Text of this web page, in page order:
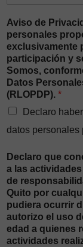
Aviso de
personales
exclusivamente
participación y
Somos,
Datos
(RLOPDP). *
Declaro
datos personales
Declaro que
a las
de
Quito por
pudiera ocurrir
autorizo el uso
edad a quienes
actividades